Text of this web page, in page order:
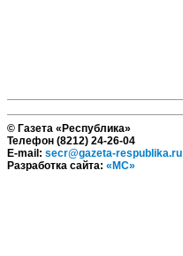
© Газета «Республика»
Телефон (8212) 24-26-04
E-mail: secr@gazeta-respublika.ru
Разработка сайта: «МС»